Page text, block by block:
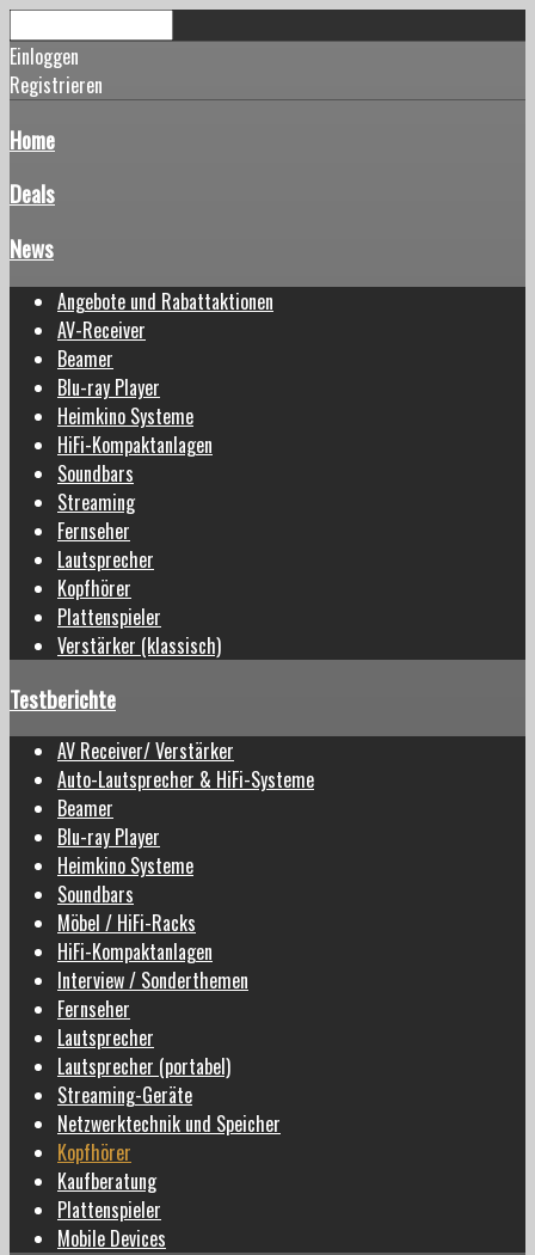
Einloggen
Registrieren
Home
Deals
News
Angebote und Rabattaktionen
AV-Receiver
Beamer
Blu-ray Player
Heimkino Systeme
HiFi-Kompaktanlagen
Soundbars
Streaming
Fernseher
Lautsprecher
Kopfhörer
Plattenspieler
Verstärker (klassisch)
Testberichte
AV Receiver/ Verstärker
Auto-Lautsprecher & HiFi-Systeme
Beamer
Blu-ray Player
Heimkino Systeme
Soundbars
Möbel / HiFi-Racks
HiFi-Kompaktanlagen
Interview / Sonderthemen
Fernseher
Lautsprecher
Lautsprecher (portabel)
Streaming-Geräte
Netzwerktechnik und Speicher
Kopfhörer
Kaufberatung
Plattenspieler
Mobile Devices